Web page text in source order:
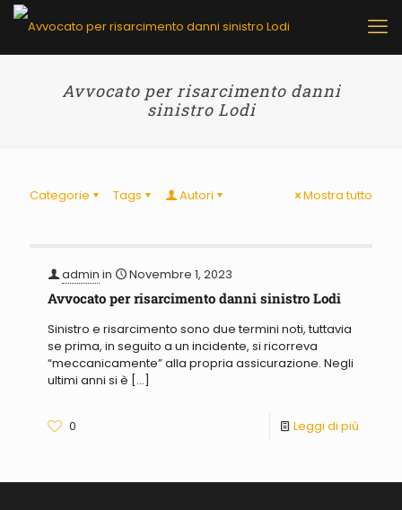
Avvocato per risarcimento danni
sinistro Lodi
Categorie Tags Autori Mostra tutto
admin in Novembre 1, 2023
Avvocato per risarcimento danni sinistro Lodi
Sinistro e risarcimento sono due termini noti, tuttavia
se prima, in seguito a un incidente, si ricorreva
“meccanicamente” alla propria assicurazione. Negli
ultimi anni si è […]
0 Leggi di più